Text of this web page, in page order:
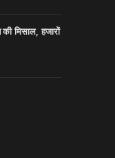
मिसाल, हजारों